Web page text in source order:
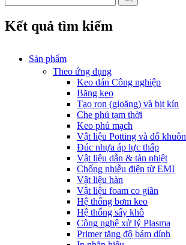
Kết quả tìm kiếm
Sản phẩm
Theo ứng dụng
Keo dán Công nghiệp
Băng keo
Tạo ron (gioăng) và bịt kín
Che phủ tạm thời
Keo phủ mạch
Vật liệu Potting và đổ khuôn
Đúc nhựa áp lực thấp
Vật liệu dẫn & tản nhiệt
Chống nhiễu điện từ EMI
Vật liệu hàn
Vật liệu foam co giãn
Hệ thống bơm keo
Hệ thống sấy khô
Công nghệ xử lý Plasma
Primer tăng độ bám dính